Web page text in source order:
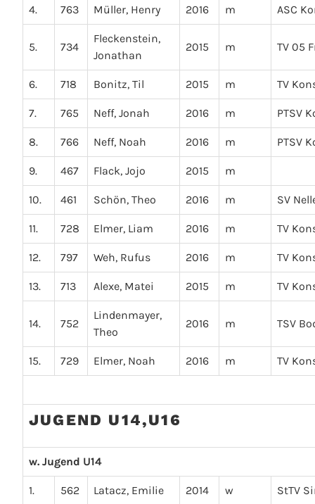
4. 763 Müller, Henry 2016 m ASC
5. 734
Fleckenstein,
Jonathan
2015 m TV 05
6. 718 Bonitz, Til 2015 m TV
7. 765 Neff, Jonah 2016 m PTSV
8. 766 Neff, Noah 2016 m PTSV
9. 467 Flack, Jojo 2015 m
10. 461 Schön, Theo 2016 m SV
11. 728 Elmer, Liam 2016 m TV
12. 797 Weh, Rufus 2016 m TV
13. 713 Alexe, Matei 2015 m TV
14. 752
Lindenmayer,
Theo
2016 m TSV
15. 729 Elmer, Noah 2016 m TV
JUGEND U14,U16
w. Jugend U14
1. 562 Latacz, Emilie 2014 w StTV